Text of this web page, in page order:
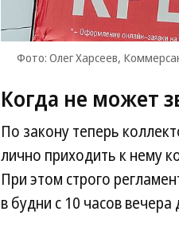
Фото: Олег Харсеев,
Когда не может
По закону теперь
лично приходить к нему
При этом строго
в будни с 10 часов